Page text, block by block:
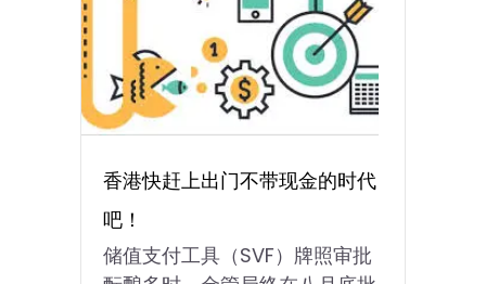
香港快赶上出门不带现金的时代
吧！
储值支付工具（SVF）牌照审批